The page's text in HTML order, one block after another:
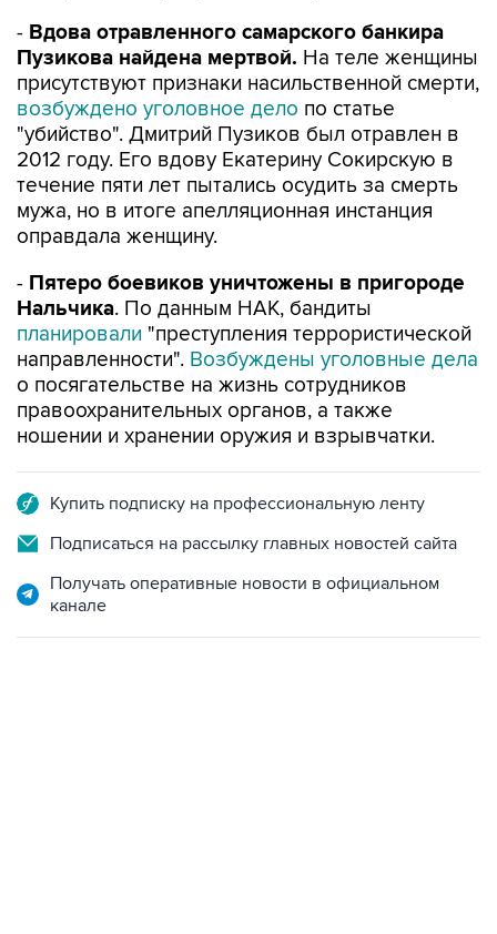
- Вдова отравленного самарского банкира
Пузикова найдена мертвой. На теле женщины
присутствуют признаки насильственной смерти,
возбуждено уголовное дело по статье
"убийство". Дмитрий Пузиков был отравлен в
2012 году. Его вдову Екатерину Сокирскую в
течение пяти лет пытались осудить за смерть
мужа, но в итоге апелляционная инстанция
оправдала женщину.
- Пятеро боевиков уничтожены в пригороде
Нальчика. По данным НАК, бандиты
планировали "преступления террористической
направленности". Возбуждены уголовные дела
о посягательстве на жизнь сотрудников
правоохранительных органов, а также
ношении и хранении оружия и взрывчатки.
Купить подписку на профессиональную ленту
Подписаться на рассылку главных новостей сайта
Получать оперативные новости в официальном
канале